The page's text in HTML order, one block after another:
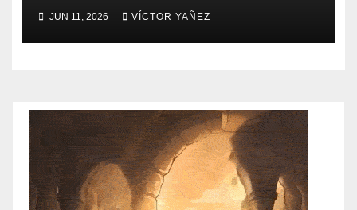
JUN 11, 2026 VÍCTOR YAÑEZ